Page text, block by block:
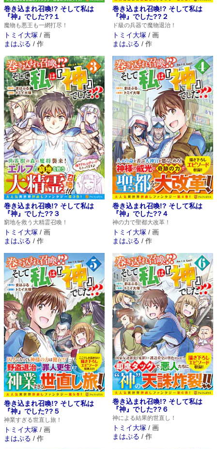
魔物も悪王も一網打尽！
巻き込まれ召喚!? そして私は
『神』でした??１
トミイ大塚 / 画
まはぷる / 作
ド級の兵器で魔物退治！
巻き込まれ召喚!? そして私は
『神』でした??２
トミイ大塚 / 画
まはぷる / 作
窮地を救う大精霊召喚！
巻き込まれ召喚!? そして私は
『神』でした??３
トミイ大塚 / 画
まはぷる / 作
神の力で聖都大改革！
巻き込まれ召喚!? そして私は
『神』でした??４
トミイ大塚 / 画
まはぷる / 作
神業すぎる世直し旅！
巻き込まれ召喚!? そして私は
『神』でした??５
トミイ大塚 / 画
まはぷる / 作
神による結果的世直し！
巻き込まれ召喚!? そして私は
『神』でした??６
トミイ大塚 / 画
まはぷる / 作